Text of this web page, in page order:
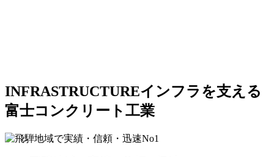
INFRASTRUCTUREインフラを支える
富士コンクリート工業